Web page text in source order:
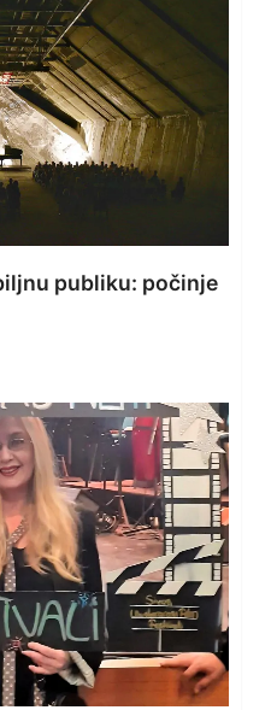
publiku: počinje